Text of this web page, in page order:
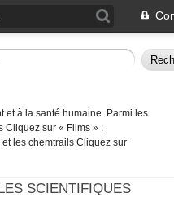
et à la santé humaine. Parmi les
Cliquez sur « Films » :
les chemtrails Cliquez sur
SCIENTIFIQUES